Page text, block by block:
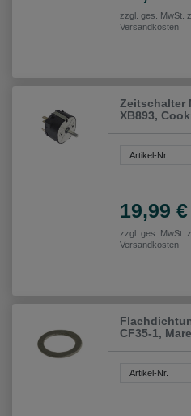
zzgl. ges. MwSt.
Versandkosten
Zeitschalter
XB893,
Artikel-Nr.
19,99 €
zzgl. ges. MwSt.
Versandkosten
CF35-1,
Artikel-Nr.